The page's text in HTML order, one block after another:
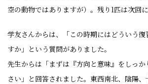
空の動物ではありますが）。残り1匹は次回に
学友さんからは、「この時期にはどういう
すか」という質問がありました。
先生からは「まずは『方向と意味』をしっ
さい」と回答されました。東西南北、陰陽